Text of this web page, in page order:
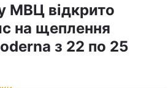
МВЦ відкрито
на щеплення
з 22 по 25